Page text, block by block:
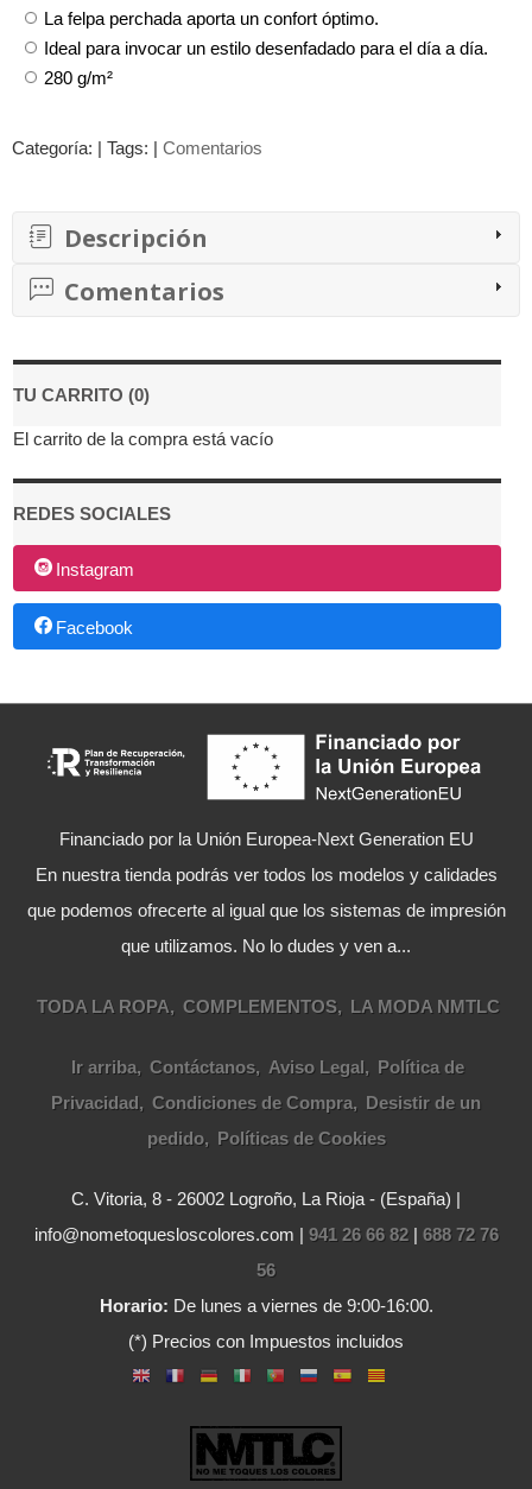
TU CARRITO (0)
El carrito de la compra está vacío
REDES SOCIALES
Instagram
Facebook
La felpa perchada aporta un confort óptimo.
Ideal para invocar un estilo desenfadado para el día a día.
280 g/m²
Categoría: | Tags: | Comentarios
Descripción
Comentarios
Financiado por la Unión Europea-Next Generation EU
En nuestra tienda podrás ver todos los modelos y calidades
que podemos ofrecerte al igual que los sistemas de impresión
que utilizamos. No lo dudes y ven a...
TODA LA ROPA COMPLEMENTOS LA MODA NMTLC
Ir arriba Contáctanos Aviso Legal
Política de
Privacidad
Condiciones de Compra
Desistir de un
pedido
Políticas de Cookies
C. Vitoria, 8 - 26002 Logroño, La Rioja - (España) |
info@nometoquesloscolores.com | 941 26 66 82| 688 72 76
56
Horario: De lunes a viernes de 9:00-16:00.
(*) Precios con Impuestos incluidos